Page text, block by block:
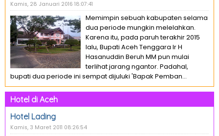
Kamis, 28 Januari 2016 18:07:41
Memimpin sebuah kabupaten selama
dua periode mungkin melelahkan.
Karena itu, pada paruh terakhir 2015
lalu, Bupati Aceh Tenggara Ir H
Hasanuddin Beruh MM pun mulai
terlihat jarang ngantor. Padahal,
bupati dua periode ini sempat dijuluki 'Bapak Pemban...
Hotel di Aceh
Hotel Lading
Kamis, 3 Maret 2011 08:26:54